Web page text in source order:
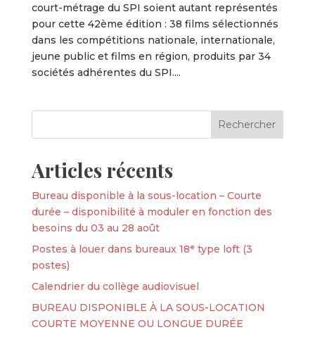
court-métrage du SPI soient autant représentés
pour cette 42ème édition : 38 films sélectionnés
dans les compétitions nationale, internationale,
jeune public et films en région, produits par 34
sociétés adhérentes du SPI....
Articles récents
Bureau disponible à la sous-location – Courte
durée – disponibilité à moduler en fonction des
besoins du 03 au 28 août
Postes à louer dans bureaux 18ᵉ type loft (3
postes)
Calendrier du collège audiovisuel
BUREAU DISPONIBLE À LA SOUS-LOCATION
COURTE MOYENNE OU LONGUE DURÉE